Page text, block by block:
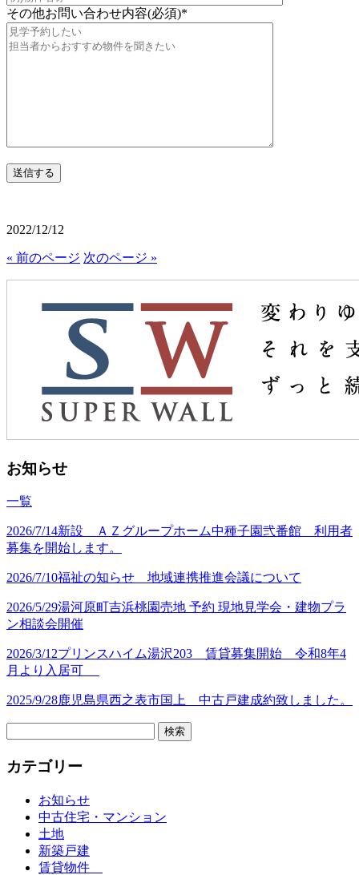
その他お問い合わせ内容(必須)*
2022/12/12
« 前のページ 次のページ »
お知らせ
一覧
2026/7/14新設 ＡＺグループホーム中種子園弐番館 利用者
募集を開始します。
2026/7/10福祉の知らせ 地域連携推進会議について
2026/5/29湯河原町吉浜桃園売地 予約 現地見学会・建物プラ
ン相談会開催
2026/3/12プリンスハイム湯沢203 賃貸募集開始 令和8年4
月より入居可
2025/9/28鹿児島県西之表市国上 中古戸建成約致しました。
カテゴリー
お知らせ
中古住宅・マンション
土地
新築戸建
賃貸物件